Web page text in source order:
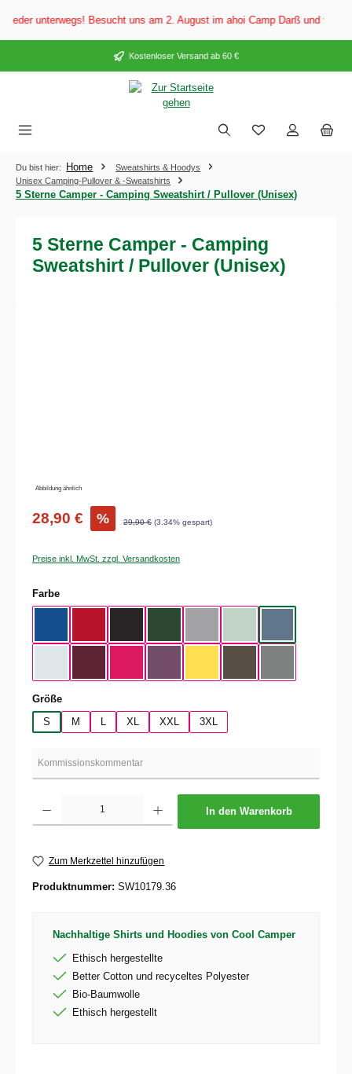
springen
unterwegs! Besucht uns am 2. August im ahoi Camp Darß und vom 3.
Kostenloser Versand ab 60 €
Du bist hier: Home
Sweatshirts & Hoodys
Unisex Camping-Pullover & -Sweatshirts
5 Sterne Camper - Camping Sweatshirt / Pullover (Unisex)
5 Sterne Camper - Camping
Sweatshirt / Pullover (Unisex)
Abbildung ähnlich
28,90 € % 29,90 € (3.34% gespart)
Preise inkl. MwSt. zzgl. Versandkosten
Farbeauswählen
Größeauswählen
S
M XL XXL 3XL
In den Warenkorb
Zum Merkzettel hinzufügen
Produktnummer: SW10179.36
Nachhaltige Shirts und Hoodies von Cool Camper
Ethisch hergestellte
Better Cotton und recyceltes Polyester
Bio-Baumwolle
Ethisch hergestellt